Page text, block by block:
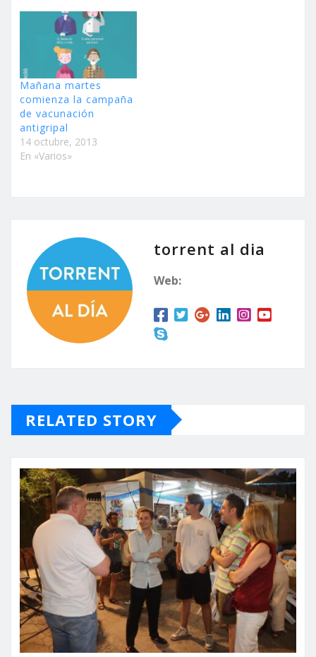
Mañana martes
comienza la campaña
de vacunación
antigripal
14 octubre, 2013
En «Varios»
torrent al dia
Web:
RELATED STORY